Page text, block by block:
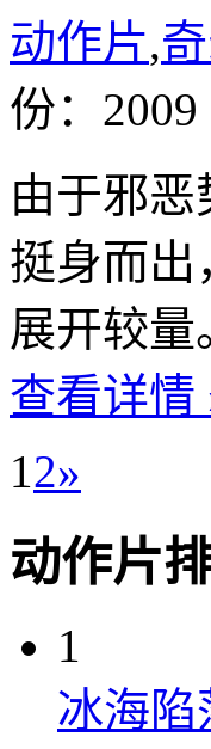
动作片,
份：2009
由于邪
挺身而出
展开较
查看详情
1 2»
动作片
1
冰海陷